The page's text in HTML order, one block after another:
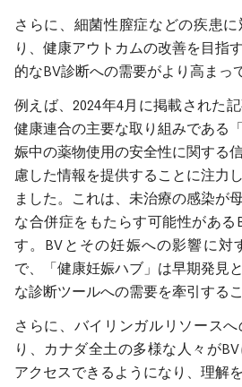
さらに、細菌性膣症などの疾患
り、健康アウトカムの改善を目指
的なBV診断への需要がより高まっ
例えば、2024年4月に掲載された
健康連合の主要な取り組みである
娠中の薬物使用の安全性に関する
慮した情報を提供することに注力
ました。これは、未治療の感染が
な合併症をもたらす可能性がある
す。BVとその妊娠への影響に対
で、「健康妊娠ハブ」は早期発見
な診断ツールへの需要を牽引する
さらに、バイリンガルリソース
り、カナダ全土の多様な人々が
アクセスできるようになり、理解